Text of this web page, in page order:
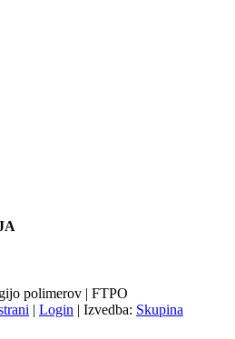
polimerov | FTPO
| Login | Izvedba: Skupina